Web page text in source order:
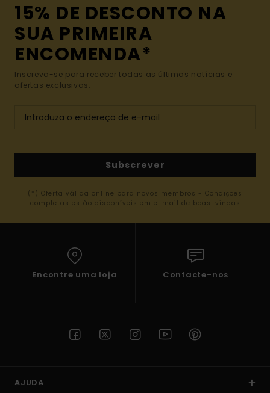
15% DE DESCONTO NA
SUA PRIMEIRA
ENCOMENDA*
Inscreva-se para receber todas as últimas notícias e
ofertas exclusivas.
Subscrever
(*) Oferta válida online para novos membros - Condições
completas estão disponíveis em e-mail de boas-vindas
Encontre uma loja Contacte-nos
AJUDA